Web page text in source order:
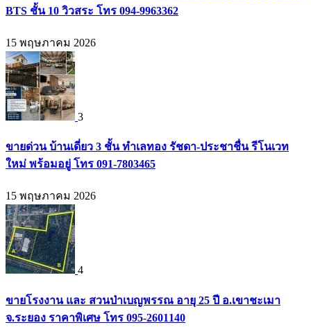
BTS ชั้น 10 วิวสระ โทร 094-9963362
15 พฤษภาคม 2026
3
ขายด่วน บ้านเดี่ยว 3 ชั้น ทำเลทอง รัชดา-ประชาชื่น รีโนเวท
ใหม่ พร้อมอยู่ โทร 091-7803465
15 พฤษภาคม 2026
4
ขายโรงงาน และ สวนป่าเบญพรรณ อายุ 25 ปี อ.เขาชะเมา
จ.ระยอง ราคาพิเศษ โทร 095-2601140